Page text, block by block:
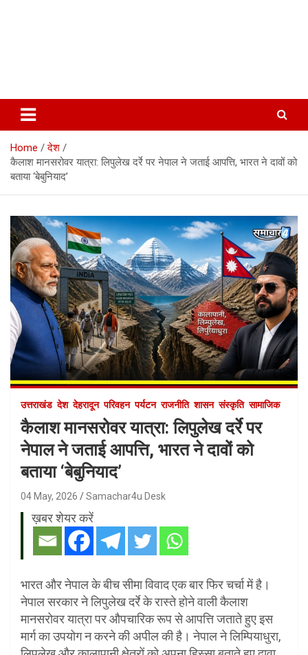
Home
देश
कैलाश मानसरोवर यात्रा: लिपुलेख दर्रे पर नेपाल ने जताई आपत्ति, भारत ने दावों को
बताया ‘बेबुनियाद’
उत्तराखंड देश देहरादून परिवहन पर्यटन राजनीति शासन संस्कृति सामाजिक
कैलाश मानसरोवर यात्रा: लिपुलेख दर्रे पर
नेपाल ने जताई आपत्ति, भारत ने दावों को
बताया ‘बेबुनियाद’
04 May, 2026 Samachar4u Desk
ख़बर शेयर करें
भारत और नेपाल के बीच सीमा विवाद एक बार फिर चर्चा में है।
नेपाल सरकार ने लिपुलेख दर्रे के रास्ते होने वाली कैलाश
मानसरोवर यात्रा पर औपचारिक रूप से आपत्ति जताते हुए इस
मार्ग का उपयोग न करने की अपील की है। नेपाल ने लिम्पियाधुरा,